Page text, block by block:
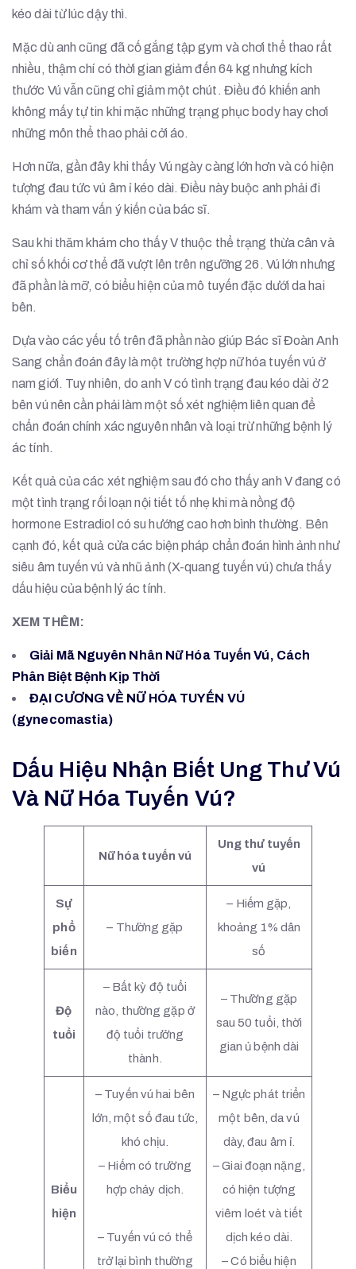
kéo dài từ lúc dậy thì.
Mặc dù anh cũng đã cố gắng tập gym và chơi thể thao rất
nhiều, thậm chí có thời gian giảm đến 64 kg nhưng kích
thước Vú vẫn cũng chỉ giảm một chút. Điều đó khiến anh
không mấy tự tin khi mặc những trạng phục body hay chơi
những môn thể thao phải cởi áo.
Hơn nữa, gần đây khi thấy Vú ngày càng lớn hơn và có hiện
tượng đau tức vú âm ỉ kéo dài. Điều này buộc anh phải đi
khám và tham vấn ý kiến của bác sĩ.
Sau khi thăm khám cho thấy V thuộc thể trạng thừa cân và
chỉ số khối cơ thể đã vượt lên trên ngưỡng 26. Vú lớn nhưng
đã phần là mỡ, có biểu hiện của mô tuyến đặc dưới da hai
bên.
Dựa vào các yếu tố trên đã phần nào giúp Bác sĩ Đoàn Anh
Sang chẩn đoán đây là một trường hợp nữ hóa tuyến vú ở
nam giới. Tuy nhiên, do anh V có tình trạng đau kéo dài ở 2
bên vú nên cần phải làm một số xét nghiệm liên quan để
chẩn đoán chính xác nguyên nhân và loại trừ những bệnh lý
ác tính.
Kết quả của các xét nghiệm sau đó cho thấy anh V đang có
một tình trạng rối loạn nội tiết tố nhẹ khi mà nồng độ
hormone Estradiol có su hướng cao hơn bình thường. Bên
cạnh đó, kết quả cửa các biện pháp chẩn đoán hình ảnh như
siêu âm tuyến vú và nhũ ảnh (X-quang tuyến vú) chưa thấy
dấu hiệu của bệnh lý ác tính.
XEM THÊM:
Giải Mã Nguyên Nhân Nữ Hóa Tuyến Vú, Cách
Phân Biệt Bệnh Kịp Thời
ĐẠI CƯƠNG VỀ NỮ HÓA TUYẾN VÚ
(gynecomastia)
Dấu Hiệu Nhận Biết Ung Thư Vú
Và Nữ Hóa Tuyến Vú?
Nữ hóa tuyến vú
Ung thư tuyến
vú
Sự
phổ
biến
– Thường gặp
– Hiếm gặp,
khoảng 1% dân
số
Độ
tuổi
– Bất kỳ độ tuổi
nào, thường gặp ở
độ tuổi trưởng
thành.
– Thường gặp
sau 50 tuổi, thời
gian ủ bệnh dài
Biểu
hiện
– Tuyến vú hai bên
lớn, một số đau tức,
khó chịu.
– Hiếm có trường
hợp chảy dịch.
– Tuyến vú có thể
trở lại bình thường
– Ngực phát triển
một bên, da vú
dày, đau âm ỉ.
– Giai đoạn nặng,
có hiện tượng
viêm loét và tiết
dịch kéo dài.
– Có biểu hiện